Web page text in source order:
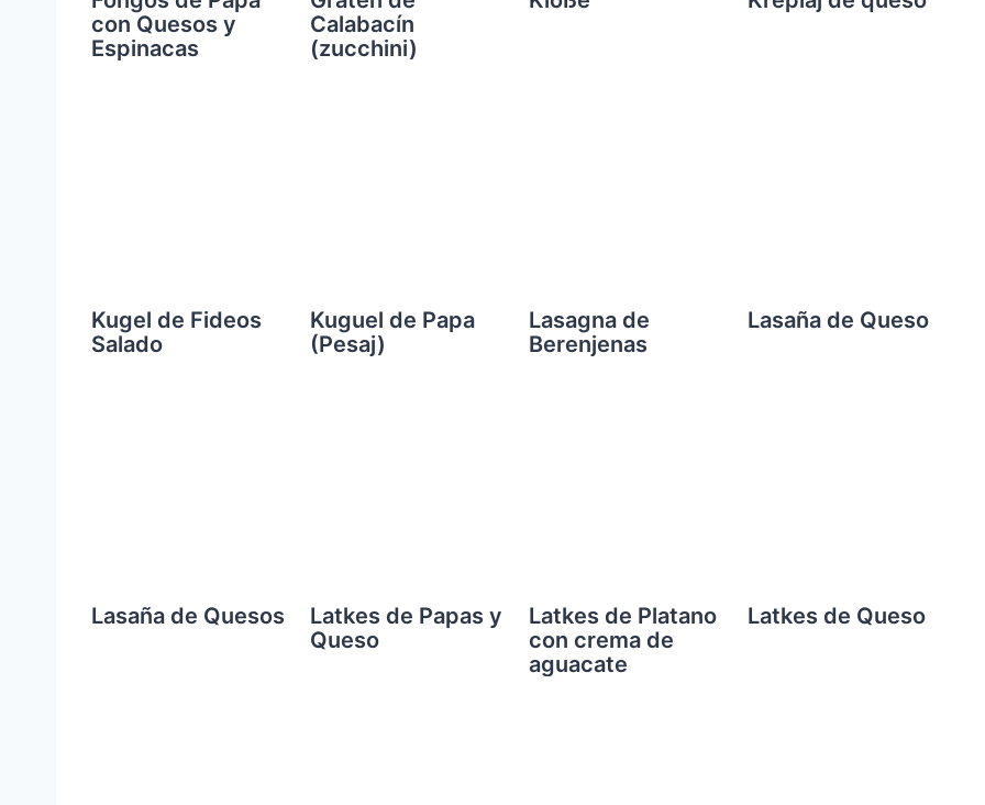
con Quesos y
Espinacas
Calabacín
(zucchini)
Kugel de Fideos
Salado
Kuguel de Papa
(Pesaj)
Lasagna de
Berenjenas
Lasaña de Queso
Lasaña de Quesos
Latkes de Papas y
Queso
Latkes de Platano
con crema de
aguacate
Latkes de Queso